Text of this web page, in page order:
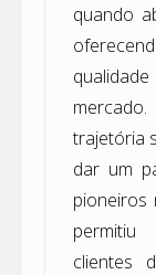
quando
trajetória
dar um
pioneiros
clientes